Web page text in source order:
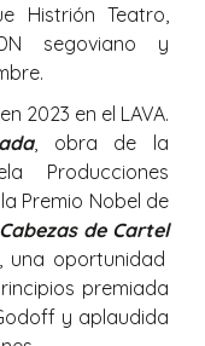
Histrión Teatro,
segoviano y
2023 en el LAVA.
, obra de la
Producciones
Premio Nobel de
Cabezas de Cartel
una oportunidad
premiada
y aplaudida